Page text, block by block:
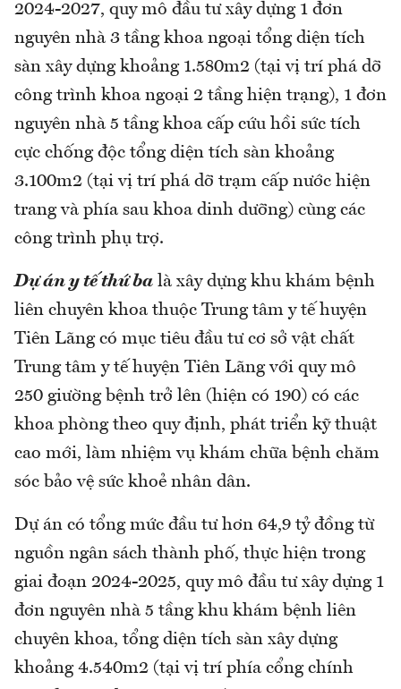
2024-2027, quy mô đầu tư xây dựng 1 đơn
nguyên nhà 3 tầng khoa ngoại tổng diện tích
sàn xây dựng khoảng 1.580m2 (tại vị trí phá dỡ
công trình khoa ngoại 2 tầng hiện trạng), 1 đơn
nguyên nhà 5 tầng khoa cấp cứu hồi sức tích
cực chống độc tổng diện tích sàn khoảng
3.100m2 (tại vị trí phá dỡ trạm cấp nước hiện
trang và phía sau khoa dinh dưỡng) cùng các
công trình phụ trợ.
Dự án y tế thứ ba là xây dựng khu khám bệnh
liên chuyên khoa thuộc Trung tâm y tế huyện
Tiên Lãng có mục tiêu đầu tư cơ sở vật chất
Trung tâm y tế huyện Tiên Lãng với quy mô
250 giường bệnh trở lên (hiện có 190) có các
khoa phòng theo quy định, phát triển kỹ thuật
cao mới, làm nhiệm vụ khám chữa bệnh chăm
sóc bảo vệ sức khoẻ nhân dân.
Dự án có tổng mức đầu tư hơn 64,9 tỷ đồng từ
nguồn ngân sách thành phố, thực hiện trong
giai đoạn 2024-2025, quy mô đầu tư xây dựng 1
đơn nguyên nhà 5 tầng khu khám bệnh liên
chuyên khoa, tổng diện tích sàn xây dựng
khoảng 4.540m2 (tại vị trí phía cổng chính